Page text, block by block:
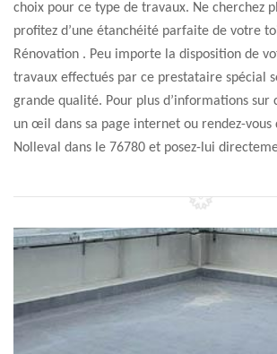
choix pour ce type de travaux. Ne cherchez
profitez d’une étanchéité parfaite de votre
Rénovation . Peu importe la disposition de
travaux effectués par ce prestataire spécial
grande qualité. Pour plus d’informations sur
un œil dans sa page internet ou rendez-vous
Nolleval dans le 76780 et posez-lui